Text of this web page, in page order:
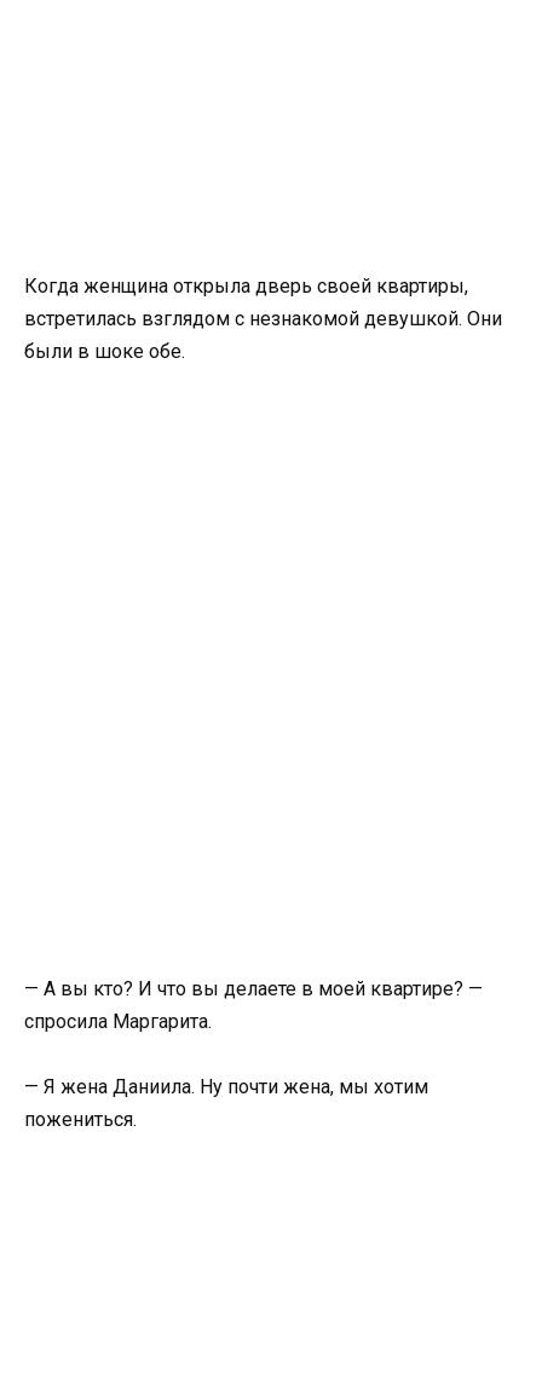
Когда женщина открыла дверь своей квартиры,
встретилась взглядом с незнакомой девушкой. Они
были в шоке обе.
— А вы кто? И что вы делаете в моей квартире? —
спросила Маргарита.
— Я жена Даниила. Ну почти жена, мы хотим
пожениться.